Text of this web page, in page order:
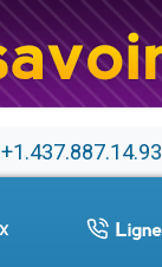
+1.437.887.14.93